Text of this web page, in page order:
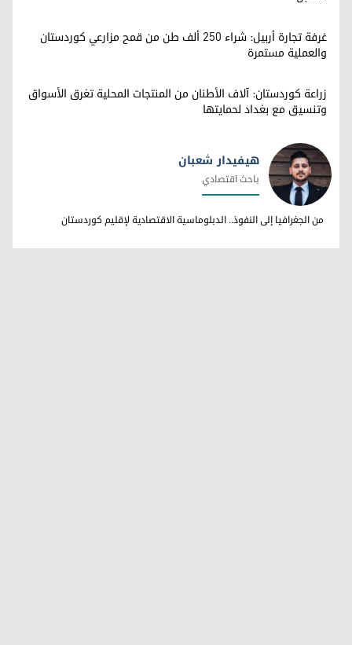
غرفة تجارة أربيل: شراء 250 ألف طن من قمح مزارعي كوردستان
والعملية مستمرة
زراعة كوردستان: آلاف الأطنان من المنتجات المحلية تغرق الأسواق
وتنسيق مع بغداد لحمايتها
هيفيدار شعبان
هيفيدار شعبان
باحث اقتصادي
من الجغرافيا إلى النفوذ.. الدبلوماسية الاقتصادية لإقليم كوردستان